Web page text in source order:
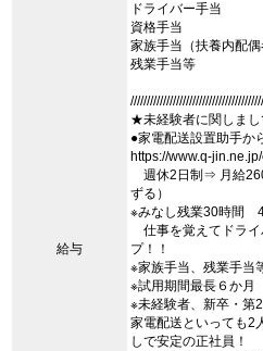
給与
ドライバー手当
資格手当
家族手当（扶養内配
残業手当等
★未経験者に関しまし
●家電配送設置助手か
https://www.q-
週休2日制⇒ 月給
ずる）
※みなし残業30時間
仕事を覚えてドライ
プ！！
※家族手当、残業手当
※試用期間最長６か月
※未経験者、新卒・第
家電配送といっても2
しで安定の正社員！